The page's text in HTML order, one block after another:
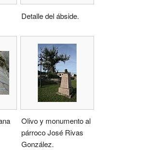
Detalle del ábside.
Olivo y monumento al
párroco José Rivas
González.